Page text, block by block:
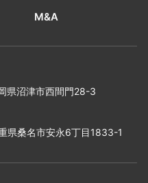
M&A
県沼津市西間門28-3
県桑名市安永6丁目1833-1